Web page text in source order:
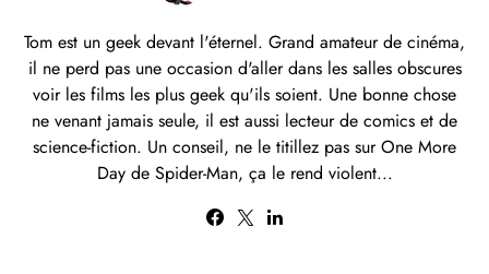
Tom est un geek devant l'éternel. Grand amateur de cinéma,
il ne perd pas une occasion d'aller dans les salles obscures
voir les films les plus geek qu'ils soient. Une bonne chose
ne venant jamais seule, il est aussi lecteur de comics et de
science-fiction. Un conseil, ne le titillez pas sur One More
Day de Spider-Man, ça le rend violent...